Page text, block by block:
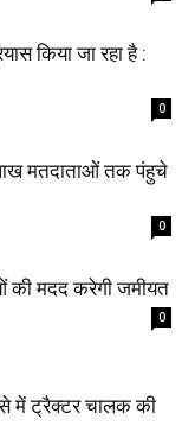
किया जा रहा है :
0
मतदाताओं तक पंहुचे
0
की मदद करेगी जमीयत
0
में ट्रैक्टर चालक की